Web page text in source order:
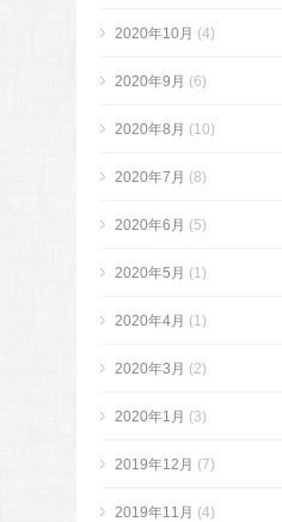
2020年10月 (4)
2020年9月 (6)
2020年8月 (10)
2020年7月 (8)
2020年6月 (5)
2020年5月 (1)
2020年4月 (1)
2020年3月 (2)
2020年1月 (3)
2019年12月 (7)
2019年11月 (4)